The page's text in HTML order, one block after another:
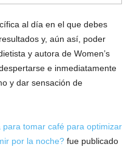
al día en el que debes
y, aún así, poder
y autora de Women’s
e inmediatamente
y dar sensación de
tomar café para optimizar
por la noche? fue publicado